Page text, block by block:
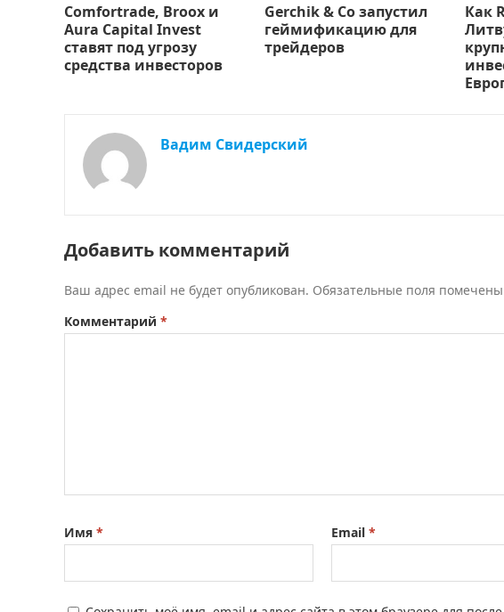
Comfortrade, Broox и
Aura Capital Invest
ставят под угрозу
средства инвесторов
Gerchik & Co запустил
геймификацию для
трейдеров
Как
Вадим Свидерский
Добавить комментарий
Ваш адрес email не будет опубликован. Обязательные поля помечены
Комментарий *
Имя * Email *